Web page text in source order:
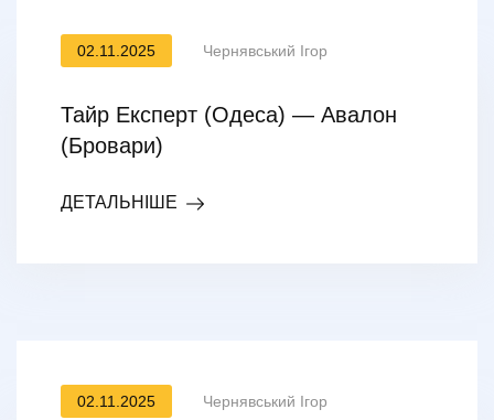
02.11.2025 Чернявський Ігор
Тайр Експерт (Одеса) — Авалон
(Бровари)
ДЕТАЛЬНІШЕ
02.11.2025 Чернявський Ігор